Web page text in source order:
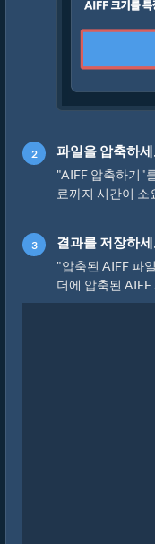
파일을 압축하
"AIFF 압축하기"
료까지 시간이 소
결과를 저장하
"압축된 AIFF 파
더에 압축된